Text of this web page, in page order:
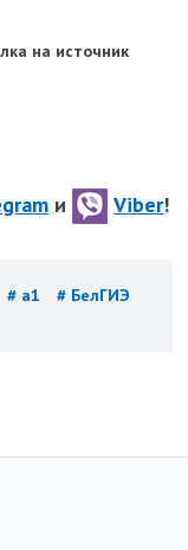
на источник
и Viber!
# а1
# БелГИЭ